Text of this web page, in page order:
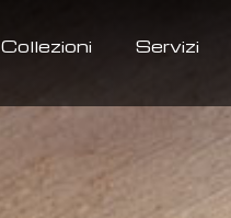
Collezioni Servizi